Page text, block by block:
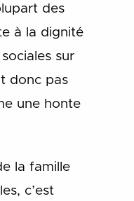
des
à la dignité
sur
donc pas
une honte
la famille
c’est